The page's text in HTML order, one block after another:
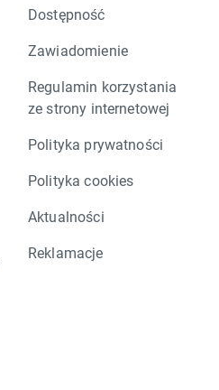
Dostępność
Zawiadomienie
Regulamin korzystania
ze strony internetowej
Polityka prywatności
Polityka cookies
Aktualności
Reklamacje